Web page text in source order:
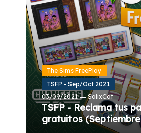
The Sims FreePlay
TSFP - Sep/Oct 2021
03/09/2021
SalixCat
TSFP - Reclama tus
gratuitos (Septiembre